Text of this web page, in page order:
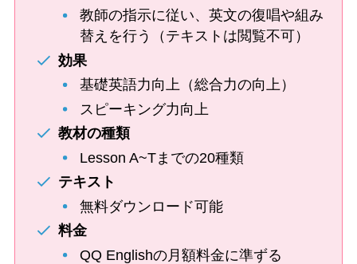
教師の指示に従い、英文の復唱や組み
替えを行う（テキストは閲覧不可）
効果
基礎英語力向上（総合力の向上）
スピーキング力向上
教材の種類
Lesson A~Tまでの20種類
テキスト
無料ダウンロード可能
料金
QQ Englishの月額料金に準ずる